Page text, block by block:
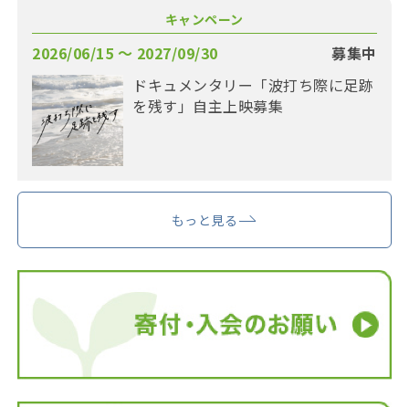
キャンペーン
2026/06/15 〜 2027/09/30
募集中
ドキュメンタリー「波打ち際に足跡
を残す」自主上映募集
もっと見る